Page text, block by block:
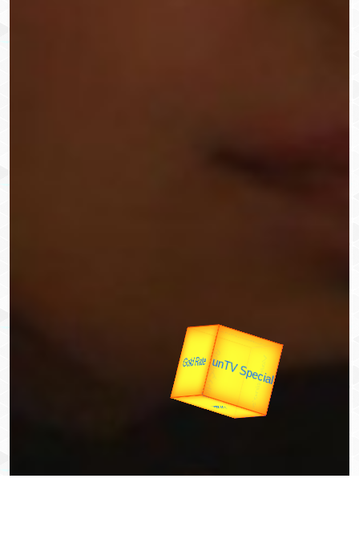
उप प्रधानमंत्री
उपराष्ट्रपति
यात्रा
unTV Special